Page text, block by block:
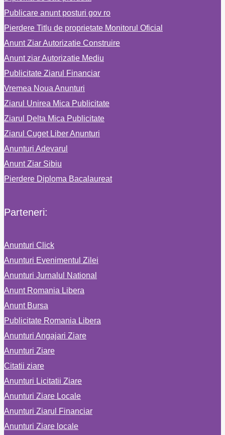
Publicare anunt posturi gov ro
Pierdere Titlu de proprietate Monitorul Oficial
Anunt Ziar Autorizatie Construire
Anunt ziar Autorizatie Mediu
Publicitate Ziarul Financiar
Vremea Noua Anunturi
Ziarul Unirea Mica Publicitate
Ziarul Delta Mica Publicitate
Ziarul Cuget Liber Anunturi
Anunturi Adevarul
Anunt Ziar Sibiu
Pierdere Diploma Bacalaureat
Parteneri:
Anunturi Click
Anunturi Evenimentul Zilei
Anunturi Jurnalul National
Anunt Romania Libera
Anunt Bursa
Publicitate Romania Libera
Anunturi Angajari Ziare
Anunturi Ziare
Citatii ziare
Anunturi Licitatii Ziare
Anunturi Ziare Locale
Anunturi Ziarul Financiar
Anunturi Ziare locale